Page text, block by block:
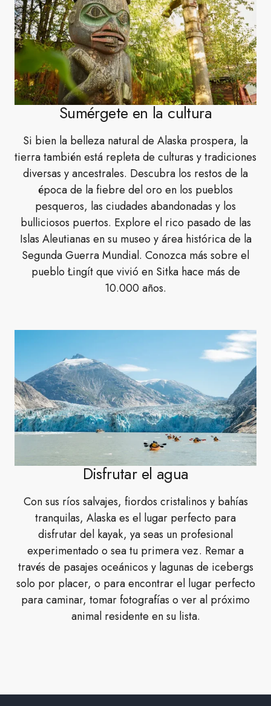
Sumérgete en la cultura
Si bien la belleza natural de Alaska prospera, la
tierra también está repleta de culturas y tradiciones
diversas y ancestrales. Descubra los restos de la
época de la fiebre del oro en los pueblos
pesqueros, las ciudades abandonadas y los
bulliciosos puertos. Explore el rico pasado de las
Islas Aleutianas en su museo y área histórica de la
Segunda Guerra Mundial. Conozca más sobre el
pueblo Łingít que vivió en Sitka hace más de
10.000 años.
Disfrutar el agua
Con sus ríos salvajes, fiordos cristalinos y bahías
tranquilas, Alaska es el lugar perfecto para
disfrutar del kayak, ya seas un profesional
experimentado o sea tu primera vez. Remar a
través de pasajes oceánicos y lagunas de icebergs
solo por placer, o para encontrar el lugar perfecto
para caminar, tomar fotografías o ver al próximo
animal residente en su lista.